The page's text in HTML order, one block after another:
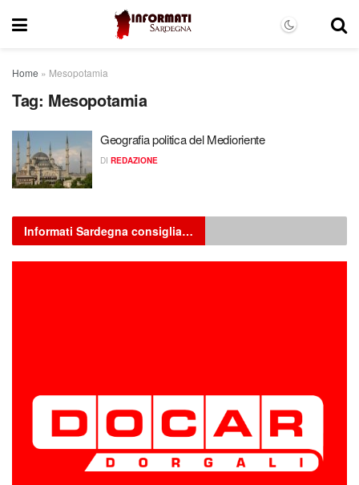
Home » Mesopotamia
Tag: Mesopotamia
Geografia politica del Medioriente
DI REDAZIONE
Informati Sardegna consiglia…